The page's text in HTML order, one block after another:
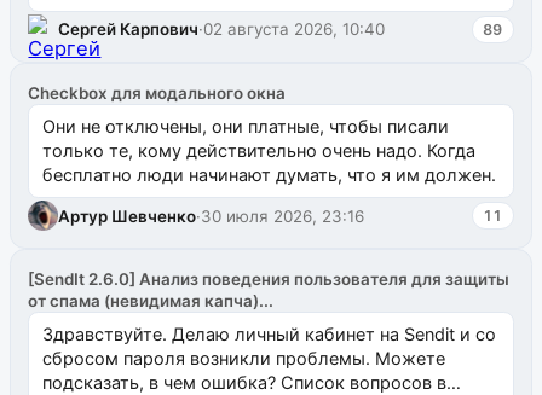
`uuid_1c`) VALUES ...
Сергей Карпович·02 августа 2026, 10:40 89
Checkbox для модального окна
Они не отключены, они платные, чтобы писали
только те, кому действительно очень надо. Когда
бесплатно люди начинают думать, что я им должен.
Артур Шевченко·30 июля 2026, 23:16 11
[SendIt 2.6.0] Анализ поведения пользователя для защиты
от спама (невидимая капча)...
Здравствуйте. Делаю личный кабинет на Sendit и со
сбросом пароля возникли проблемы. Можете
подсказать, в чем ошибка? Список вопросов в